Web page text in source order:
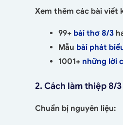
Xem thêm các bài viết
99+ bài thơ 8/3
Mẫu bài phát
1001+ những lời
2. Cách làm thiệp 8/
Chuẩn bị nguyên liệu: